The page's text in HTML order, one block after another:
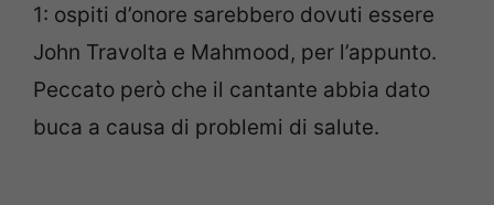
1: ospiti d’onore sarebbero dovuti essere
John Travolta e Mahmood, per l’appunto.
Peccato però che il cantante abbia dato
buca a causa di problemi di salute.